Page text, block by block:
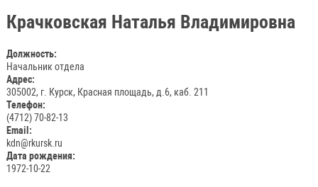
Крачковская Наталья Владимировна
Должность:
Начальник отдела
Адрес:
305002, г. Курск, Красная площадь, д.6, каб. 211
Телефон:
(4712) 70-82-13
Email:
kdn@rkursk.ru
Дата рождения:
1972-10-22